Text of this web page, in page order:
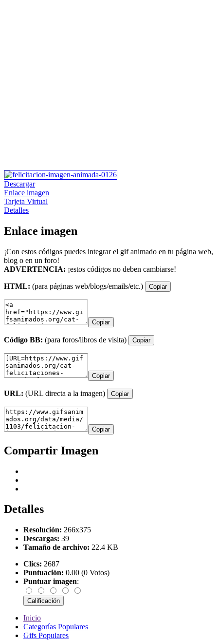
Descargar
Enlace imagen
Tarjeta Virtual
Detalles
Enlace imagen
¡Con estos códigos puedes integrar el gif animado en tu página web,
blog o en un foro!
ADVERTENCIA: ¡estos códigos no deben cambiarse!
HTML: (para páginas web/blogs/emails/etc.) Copiar
Copiar
Código BB: (para foros/libros de visita) Copiar
Copiar
URL: (URL directa a la imagen) Copiar
Copiar
Compartir Imagen
Detalles
Resolución: 266x375
Descargas: 39
Tamaño de archivo: 22.4 KB
Clics: 2687
Puntuación: 0.00 (0 Votos)
Puntuar imagen:
Inicio
Categorías Populares
Gifs Populares